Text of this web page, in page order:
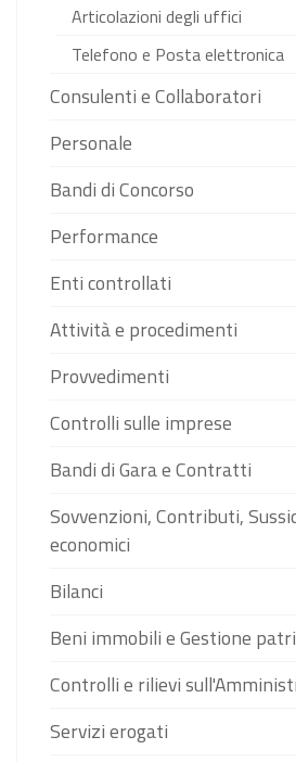
Articolazioni degli uffici
Telefono e Posta elettronica
Consulenti e Collaboratori
Personale
Bandi di Concorso
Performance
Enti controllati
Attività e procedimenti
Provvedimenti
Controlli sulle imprese
Bandi di Gara e Contratti
Sovvenzioni, Contributi,
economici
Bilanci
Beni immobili e Gestione
Controlli e rilievi
Servizi erogati